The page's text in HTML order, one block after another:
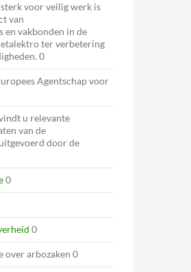
voor veilig werk is
van
en vakbonden in de
ter verbetering
0
Agentschap voor
u relevante
van de
door de
0
0
over arbozaken 0